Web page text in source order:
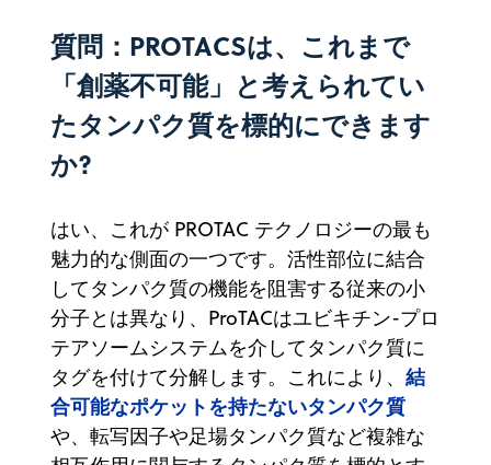
質問：PROTACSは、これまで
「創薬不可能」と考えられてい
たタンパク質を標的にできます
か?
はい、これが PROTAC テクノロジーの最も
魅力的な側面の一つです。活性部位に結合
してタンパク質の機能を阻害する従来の小
分子とは異なり、ProTACはユビキチン-プロ
テアソームシステムを介してタンパク質に
タグを付けて分解します。これにより、 結
合可能なポケットを持たないタンパク質
や、転写因子や足場タンパク質など複雑な